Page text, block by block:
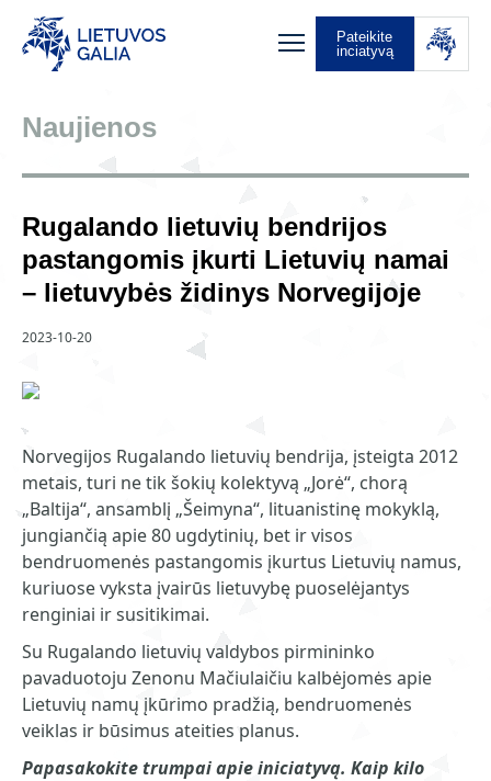
Pateikite
inciatyvą
Naujienos
Rugalando lietuvių bendrijos
pastangomis įkurti Lietuvių namai
– lietuvybės židinys Norvegijoje
2023-10-20
Norvegijos Rugalando lietuvių bendrija, įsteigta 2012
metais, turi ne tik šokių kolektyvą „Jorė“, chorą
„Baltija“, ansamblį „Šeimyna“, lituanistinę mokyklą,
jungiančią apie 80 ugdytinių, bet ir visos
bendruomenės pastangomis įkurtus Lietuvių namus,
kuriuose vyksta įvairūs lietuvybę puoselėjantys
renginiai ir susitikimai.
Su Rugalando lietuvių valdybos pirmininko
pavaduotoju Zenonu Mačiulaičiu kalbėjomės apie
Lietuvių namų įkūrimo pradžią, bendruomenės
veiklas ir būsimus ateities planus.
Papasakokite trumpai apie iniciatyvą. Kaip kilo